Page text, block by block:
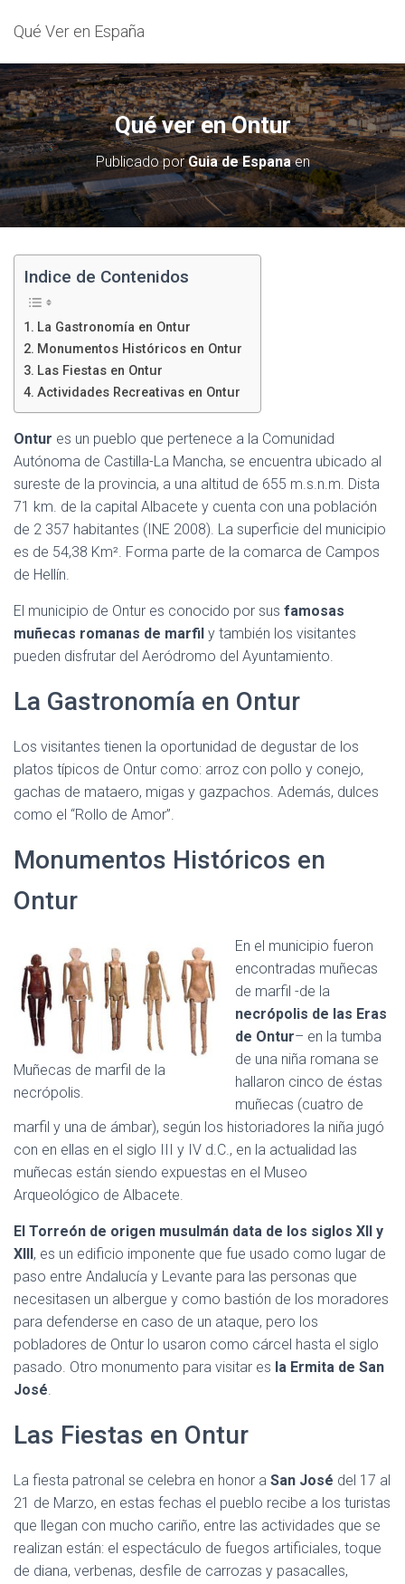
Qué Ver en España
Qué ver en Ontur
Publicado porGuia de Espanaen
Indice de Contenidos
La Gastronomía en Ontur
Monumentos Históricos en Ontur
Las Fiestas en Ontur
Actividades Recreativas en Ontur
Ontur es un pueblo que pertenece a la Comunidad
Autónoma de Castilla-La Mancha, se encuentra ubicado al
sureste de la provincia, a una altitud de 655 m.s.n.m. Dista
71 km. de la capital Albacete y cuenta con una población
de 2 357 habitantes (INE 2008). La superficie del municipio
es de 54,38 Km². Forma parte de la comarca de Campos
de Hellín.
El municipio de Ontur es conocido por sus famosas
muñecas romanas de marfil y también los visitantes
pueden disfrutar del Aeródromo del Ayuntamiento.
La Gastronomía en Ontur
Los visitantes tienen la oportunidad de degustar de los
platos típicos de Ontur como: arroz con pollo y conejo,
gachas de mataero, migas y gazpachos. Además, dulces
como el “Rollo de Amor”.
Monumentos Históricos en
Ontur
Muñecas de marfil de la
necrópolis.
En el municipio fueron
encontradas muñecas
de marfil -de la
necrópolis de las Eras
de Ontur– en la tumba
de una niña romana se
hallaron cinco de éstas
muñecas (cuatro de
marfil y una de ámbar), según los historiadores la niña jugó
con en ellas en el siglo III y IV d.C., en la actualidad las
muñecas están siendo expuestas en el Museo
Arqueológico de Albacete.
El Torreón de origen musulmán data de los siglos XII y
XIII, es un edificio imponente que fue usado como lugar de
paso entre Andalucía y Levante para las personas que
necesitasen un albergue y como bastión de los moradores
para defenderse en caso de un ataque, pero los
pobladores de Ontur lo usaron como cárcel hasta el siglo
pasado. Otro monumento para visitar es la Ermita de San
José.
Las Fiestas en Ontur
La fiesta patronal se celebra en honor a San José del 17 al
21 de Marzo, en estas fechas el pueblo recibe a los turistas
que llegan con mucho cariño, entre las actividades que se
realizan están: el espectáculo de fuegos artificiales, toque
de diana, verbenas, desfile de carrozas y pasacalles,